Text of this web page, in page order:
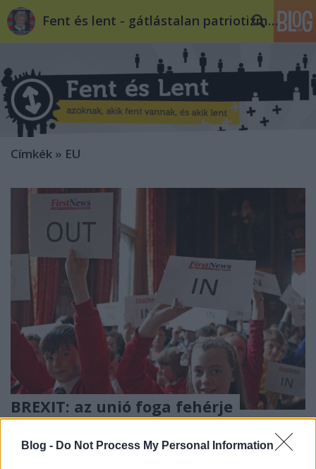
Blog - Do Not Process My Personal Information
Fent és lent - gátlástalan patriotizmus
Címkék » EU
BREXIT: az unió foga fehérje